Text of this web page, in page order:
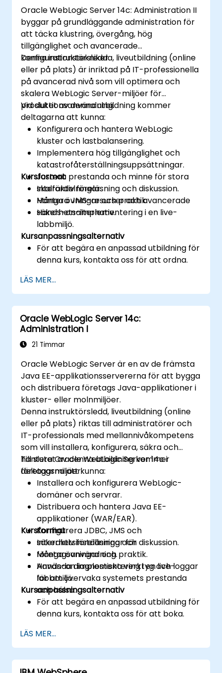
Oracle WebLogic Server 14c: Administration II
byggar på grundläggande administration för
att täcka klustring, övergång, hög
tillgänglighet och avancerade
konfigurationstekniker.
Denna instruktörsledda, liveutbildning (online
eller på plats) är inriktad på IT-professionella
på avancerad nivå som vill optimera och
skalera WebLogic Server-miljöer för
produktionsanvändning.
Vid slutet av denna utbildning kommer
deltagarna att kunna:
Konfigurera och hantera WebLogic
kluster och lastbalansering.
Implementera hög tillgänglighet och
katastrofåterställningsuppsättningar.
Justera prestanda och minne för stora
skalfördelningar.
Hantera JMS-resurser och avancerade
säkerhetsalternativ.
Kursformat
Interaktiv föreläsning och diskussion.
Många övningar och praktik.
Hands-on-implementering i en live-
labbmiljö.
Kursanpassningsalternativ
För att begära en anpassad utbildning för
denna kurs, kontakta oss för att ordna.
LÄS MER...
Oracle WebLogic Server 14c:
Administration I
21 Timmar
Oracle WebLogic Server är en av de främsta
Java EE-applikationsservererna för att bygga
och distribuera företags Java-applikationer i
kluster- eller molnmiljöer.
Denna instruktörsledd, liveutbildning (online
eller på plats) riktas till administratörer och
IT-professionals med mellannivåkompetens
som vill installera, konfigurera, säkra och
hantera Oracle WebLogic Server 14c i
företagsmiljöer.
Till slutet av denna utbildning kommer
deltagarna att kunna:
Installera och konfigurera WebLogic-
domäner och servrar.
Distribuera och hantera Java EE-
applikationer (WAR/EAR).
Konfigurera JDBC, JMS och
säkerhetsinställningar för
företagsanvändning.
Använda diagnostiska verktyg och loggar
för att övervaka systemets prestanda
och hälsa.
Kursformat
Interaktiv föreläsning och diskussion.
Många övningar och praktik.
Hands-on implementering i en live-
labbmiljö.
Kursanpassningsalternativ
För att begära en anpassad utbildning för
denna kurs, kontakta oss för att boka.
LÄS MER...